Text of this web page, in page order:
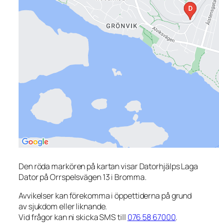
Den röda markören på kartan visar Datorhjälps Laga
Dator på Orrspelsvägen 13 i Bromma.
Avvikelser kan förekomma i öppettiderna på grund
av sjukdom eller liknande.
Vid frågor kan ni skicka SMS till 076 58 67000.